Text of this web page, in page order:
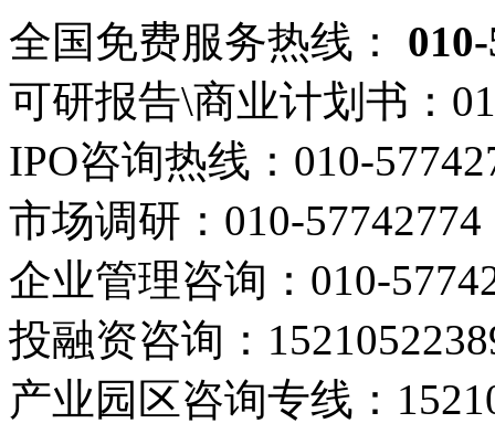
全国免费服务热线：
可研报告\商业计划书：
IPO咨询热线： 010-
市场调研： 010-57742774
企业管理咨询： 010-
投融资咨询：
产业园区咨询专线：